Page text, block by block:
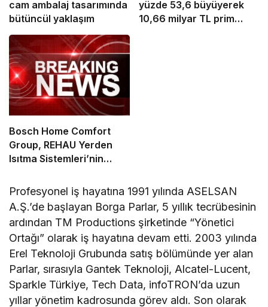
cam ambalaj tasarımında
bütüncül yaklaşım
yüzde 53,6 büyüyerek
10,66 milyar TL prim
Bosch Home Comfort
Group, REHAU Yerden
Isıtma Sistemleri’nin
distribütörü oldu
Profesyonel iş hayatına 1991 yılında ASELSAN
A.Ş.’de başlayan Borga Parlar, 5 yıllık tecrübesinin
ardından TM Productions şirketinde “Yönetici
Ortağı” olarak iş hayatına devam etti. 2003 yılında
Erel Teknoloji Grubunda satış bölümünde yer alan
Parlar, sırasıyla Gantek Teknoloji, Alcatel-Lucent,
Sparkle Türkiye, Tech Data, infoTRON’da uzun
yıllar yönetim kadrosunda görev aldı. Son olarak